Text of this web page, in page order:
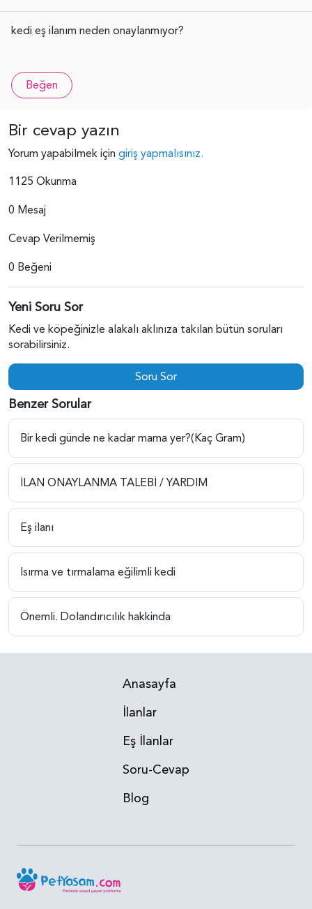
kedi eş ilanım neden onaylanmıyor?
Beğen
Bir cevap yazın
Yorum yapabilmek için giriş yapmalısınız.
1125 Okunma
0 Mesaj
Cevap Verilmemiş
0 Beğeni
Yeni Soru Sor
Kedi ve köpeğinizle alakalı aklınıza takılan bütün soruları
sorabilirsiniz.
Soru Sor
Benzer Sorular
Bir kedi günde ne kadar mama yer?(Kaç Gram)
İLAN ONAYLANMA TALEBİ / YARDIM
Eş ilanı
Isırma ve tırmalama eğilimli kedi
Önemli. Dolandırıcılık hakkinda
Anasayfa
İlanlar
Eş İlanlar
Soru-Cevap
Blog